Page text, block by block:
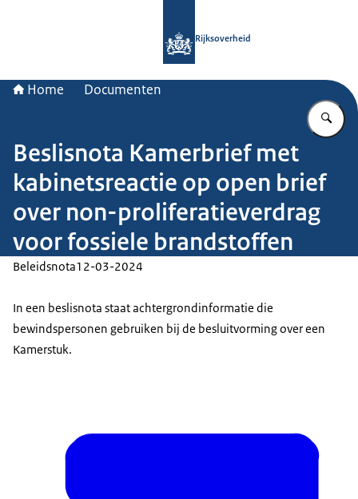
Rijksoverheid
Home Documenten
Beslisnota Kamerbrief met
kabinetsreactie op open brief
over non-proliferatieverdrag
voor fossiele brandstoffen
Beleidsnota12-03-2024
In een beslisnota staat achtergrondinformatie die
bewindspersonen gebruiken bij de besluitvorming over een
Kamerstuk.